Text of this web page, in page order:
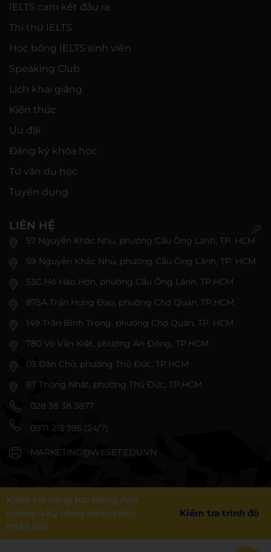
IELTS cam kết đầu ra
Thi thử IELTS
Học bổng IELTS sinh viên
Speaking Club
Lịch khai giảng
Kiến thức
Ưu đãi
Đăng ký khóa học
Tư vấn du học
Tuyển dụng
LIÊN HỆ
57 Nguyễn Khắc Nhu, phường Cầu Ông Lãnh, TP. HCM
59 Nguyễn Khắc Nhu, phường Cầu Ông Lãnh, TP. HCM
53C Hồ Hảo Hớn, phường Cầu Ông Lãnh, TP.HCM
875A Trần Hưng Đạo, phường Chợ Quán, TP.HCM
149 Trần Bình Trọng, phường Chợ Quán, TP. HCM
780 Võ Văn Kiệt, phường An Đông, TP.HCM
03 Dân Chủ, phường Thủ Đức, TP.HCM
67 Thống Nhất, phường Thủ Đức, TP.HCM
028 38 38 3877
0971 213 395 (24/7)
MARKETING@WESET.EDU.VN
Kiểm tra năng lực tiếng Anh
online 4 kỹ năng hoàn toàn
miễn phí
Kiểm tra trình độ